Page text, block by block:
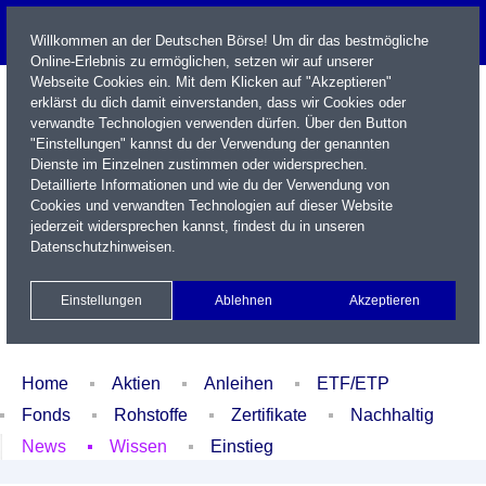
Name / WKN / ISIN / Kürzel
Xetra Realtime
Watchlist Portfolio Login
Home Aktien Anleihen
ETF/ETP
Fonds
Rohstoffe Zertifikate
Nachhaltig
News
Wissen Einstieg
Willkommen an der Deutschen Börse! Um dir das bestmögliche
Online-Erlebnis zu ermöglichen, setzen wir auf unserer
Webseite Cookies ein. Mit dem Klicken auf "Akzeptieren"
erklärst du dich damit einverstanden, dass wir Cookies oder
verwandte Technologien verwenden dürfen. Über den Button
"Einstellungen" kannst du der Verwendung der genannten
Dienste im Einzelnen zustimmen oder widersprechen.
Detaillierte Informationen und wie du der Verwendung von
Cookies und verwandten Technologien auf dieser Website
jederzeit widersprechen kannst, findest du in unseren
Datenschutzhinweisen.
Einstellungen Ablehnen Akzeptieren